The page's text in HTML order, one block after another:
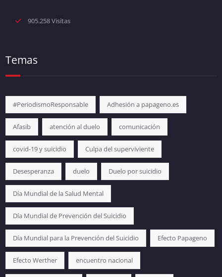
905.258 Visitas
Temas
#PeriodismoResponsable Adhesión a papageno.es
Afasib atención al duelo comunicación
covid-19 y suicidio Culpa del superviviente
Desesperanza duelo Duelo por suicidio
Día Mundial de la Salud Mental
Día Mundial de Prevención del Suicidio
Día Mundial para la Prevención del Suicidio Efecto Papageno
Efecto Werther encuentro nacional